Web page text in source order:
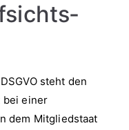
steht den
bei einer
dem Mitgliedstaat